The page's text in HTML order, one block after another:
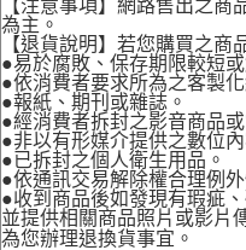
【注意事項】網路售出之
為主。
【退貨說明】若您購買之商
●易於腐敗、保存期限較短
●依消費者要求所為之客製化
●報紙、期刊或雜誌。
●經消費者拆封之影音商品或
●非以有形媒介提供之數位
●已拆封之個人衛生用品。
●依通訊交易解除權合理例
●收到商品後如發現有瑕疵
並提供相關商品照片或影片
為您辦理退換貨事宜。